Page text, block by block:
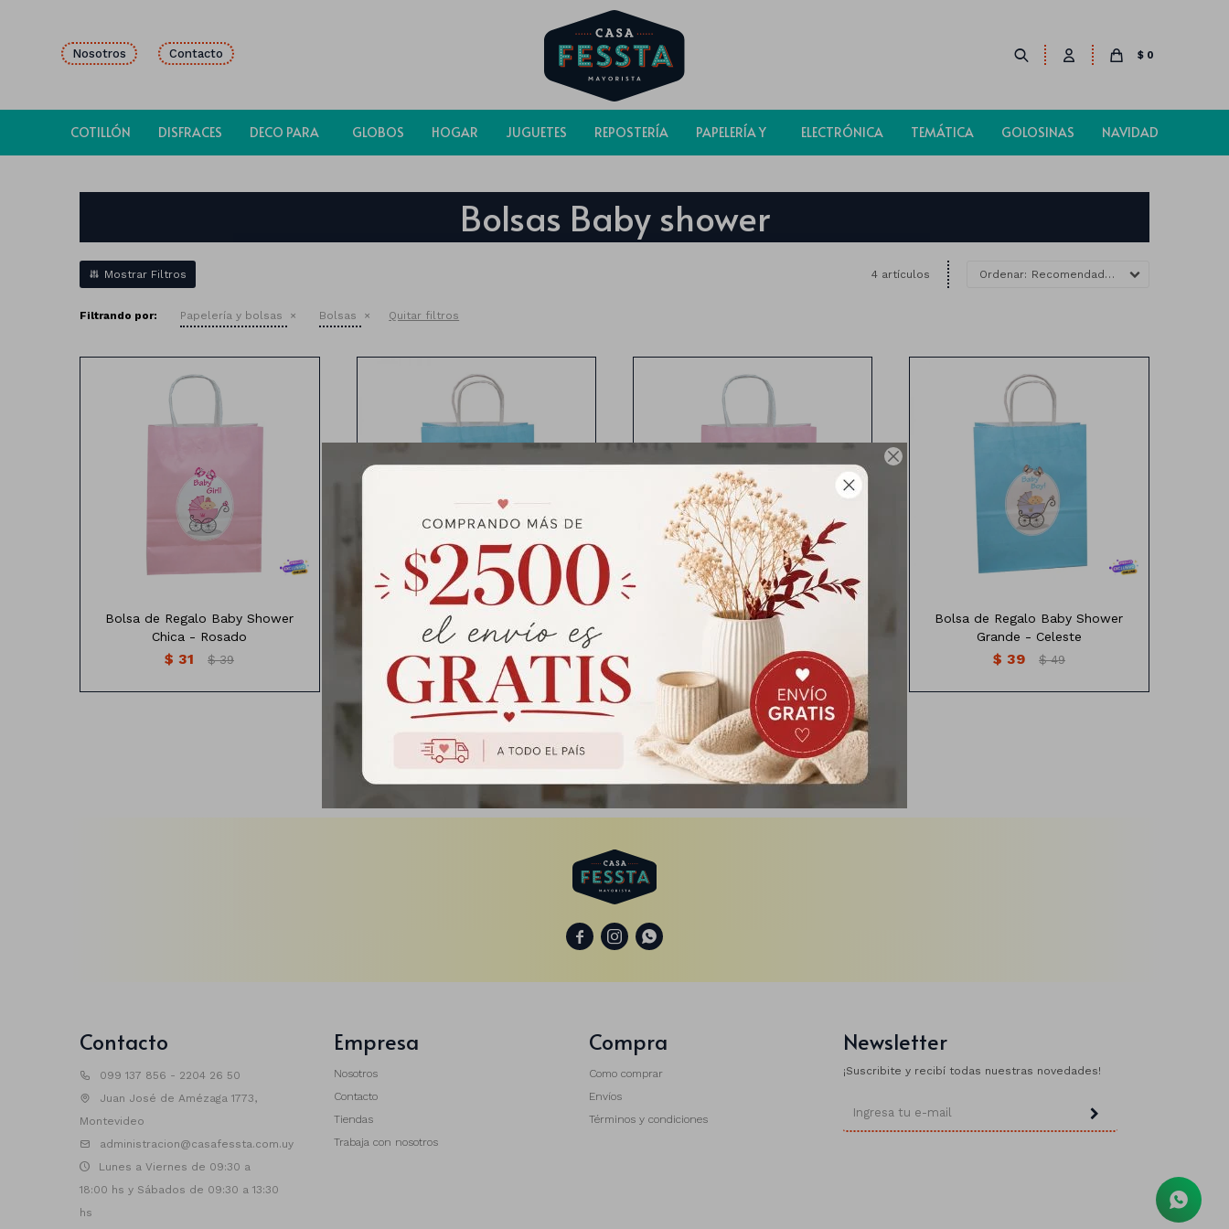

COTILLÓN DISFRACES DECO PARA GLOBOS HOGAR JUGUETES REPOSTERÍA PAPELERÍA Y ELECTRÓNICA TEMÁTICA GOLOSINAS NAVIDAD
$ 0
Nosotros Contacto
Bolsas Baby shower
4 artículos Recomendados
Filtrando por: Papelería y bolsas Bolsas Quitar filtros
Bolsa de regalo Baby shower
Medias: 21x15x8 cm
Bolsa de Regalo Baby Shower
Chica - Rosado
$ 31 $ 39
Bolsa de regalo Baby shower
Bolsa de Regalo Baby Shower
Chica - Celeste
$ 31 39
Bolsa de papel diseño Baby Shower
Medida: 27x21x11 cm
Bolsa de Regalo Baby Shower
Grande - Rosado
$ 49
Bolsa de papel diseño Baby Shower
Medida: 27x21x11 cm
Bolsa de Regalo Baby Shower
Grande - Celeste
$ 39 $ 49
  
Contacto
099 137 856 - 2204 26 50
Juan José de Amézaga 1773,
Montevideo
administracion@casafessta.com.uy
Lunes a Viernes de 09:30 a
18:00 hs y Sábados de 09:30 a 13:30
hs
Empresa
Nosotros
Contacto
Tiendas
Trabaja con nosotros
Compra
Como comprar
Envíos
Términos y condiciones
Newsletter
¡Suscribite y recibí todas nuestras novedades!